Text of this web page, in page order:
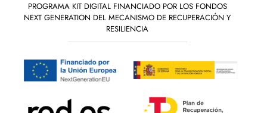
PROGRAMA KIT DIGITAL FINANCIADO POR LOS FONDOS
NEXT GENERATION DEL MECANISMO DE RECUPERACIÓN Y
RESILIENCIA